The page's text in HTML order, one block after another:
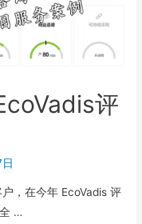
评
，在今年 EcoVadis 评
…